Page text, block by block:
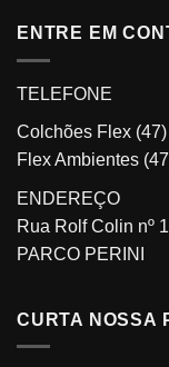
ENTRE EM
TELEFONE
Colchões Flex
Flex Ambientes
ENDEREÇO
Rua Rolf Colin nº
PARCO PERINI
CURTA NOSSA